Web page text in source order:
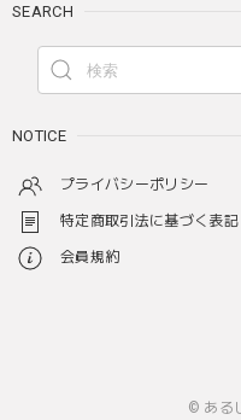
SEARCH
NOTICE
プライバシーポリシー
特定商取引法に基づく表記
会員規約
© ある